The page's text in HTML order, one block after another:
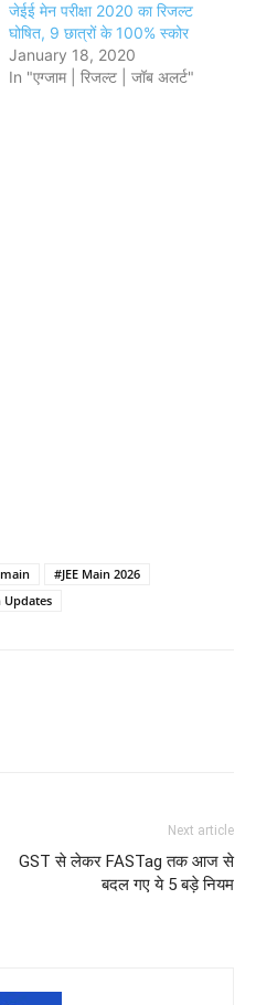
जेईई मेन परीक्षा 2020 का रिजल्ट
घोषित, 9 छात्रों के 100% स्कोर
January 18, 2020
In "एग्जाम | रिजल्ट | जॉब अलर्ट"
#JEE Main 2026
Updates
Next article
GST से लेकर FASTag तक आज से
बदल गए ये 5 बड़े नियम